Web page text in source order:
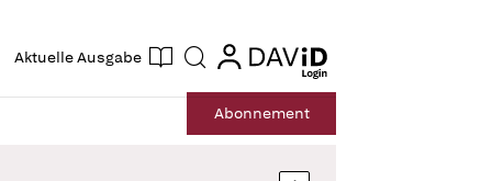
Aktuelle Ausgabe Suche login
login
Abonnement